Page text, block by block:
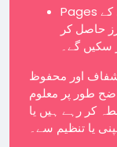
Pages عوامی طور پر نظر آتے رہیں گے اور معمول کے
حاصل کر
سکیں گے۔
شفاف اور محفوظ
طور پر معلوم
کر رہے ہیں یا
یا تنظیم سے۔